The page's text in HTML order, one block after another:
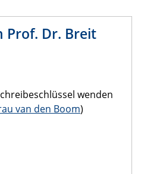
Prof. Dr. Breit
wenden
van den Boom)